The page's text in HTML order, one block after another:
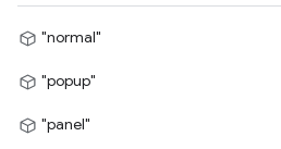
"normal"
"popup"
"panel"